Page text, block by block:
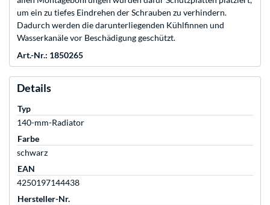
um ein zu tiefes Eindrehen der Schrauben zu verhindern.
Dadurch werden die darunterliegenden Kühlfinnen und
Wasserkanäle vor Beschädigung geschützt.
Art.-Nr.: 1850265
Details
Typ
140-mm-Radiator
Farbe
schwarz
EAN
4250197144438
Hersteller-Nr.